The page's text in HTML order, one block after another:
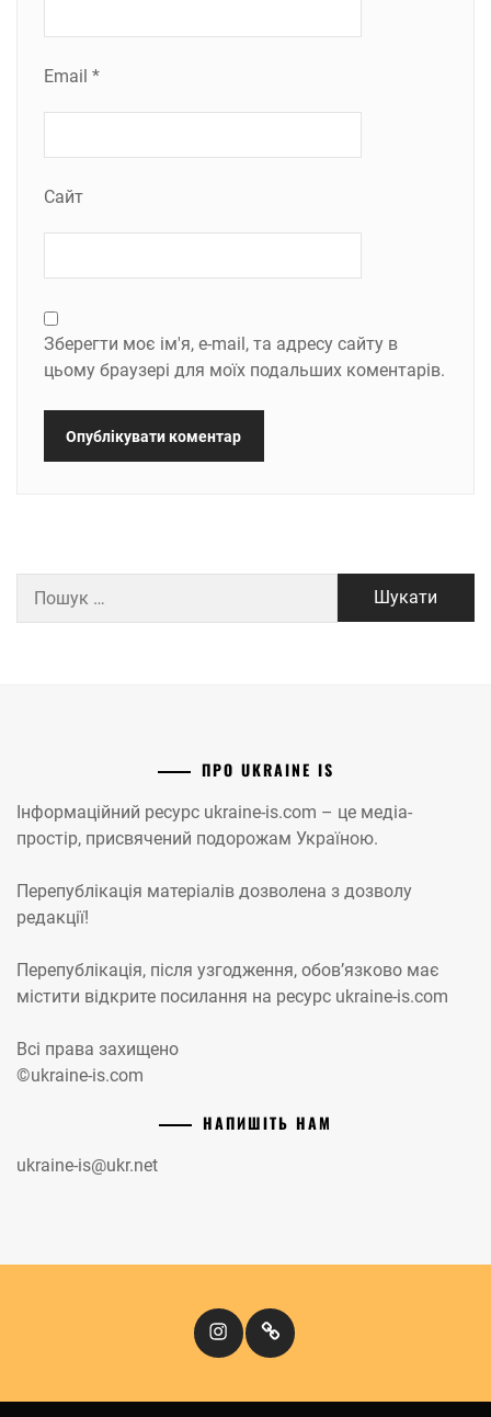
Email *
Сайт
Зберегти моє ім'я, e-mail, та адресу сайту в
цьому браузері для моїх подальших коментарів.
ПРО UKRAINE IS
Інформаційний ресурс ukraine-is.com – це медіа-
простір, присвячений подорожам Україною.
Перепублікація матеріалів дозволена з дозволу
редакції!
Перепублікація, після узгодження, обов’язково має
містити відкрите посилання на ресурс ukraine-is.com
Всі права захищено
©ukraine-is.com
НАПИШІТЬ НАМ
ukraine-is@ukr.net
InstagramКіномандри